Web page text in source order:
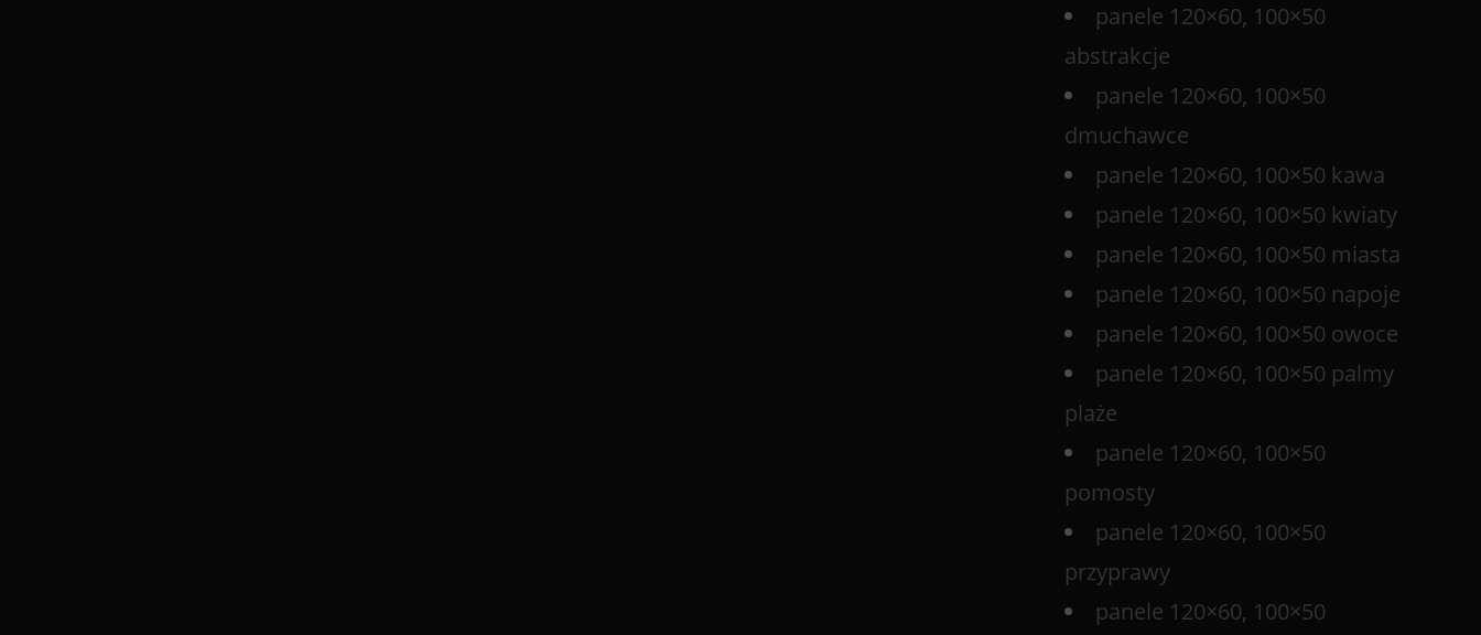
panele 120×60, 100×50
abstrakcje
panele 120×60, 100×50
dmuchawce
panele 120×60, 100×50 kawa
panele 120×60, 100×50 kwiaty
panele 120×60, 100×50 miasta
panele 120×60, 100×50 napoje
panele 120×60, 100×50 owoce
panele 120×60, 100×50 palmy
plaże
panele 120×60, 100×50
pomosty
panele 120×60, 100×50
przyprawy
panele 120×60, 100×50